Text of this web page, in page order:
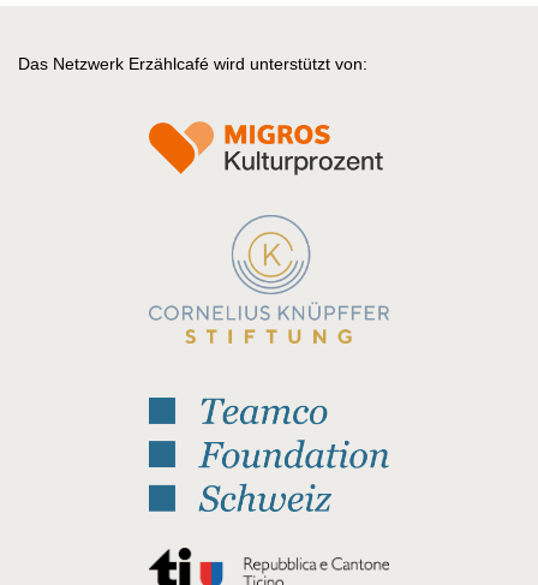
Das Netzwerk Erzählcafé wird unterstützt von: